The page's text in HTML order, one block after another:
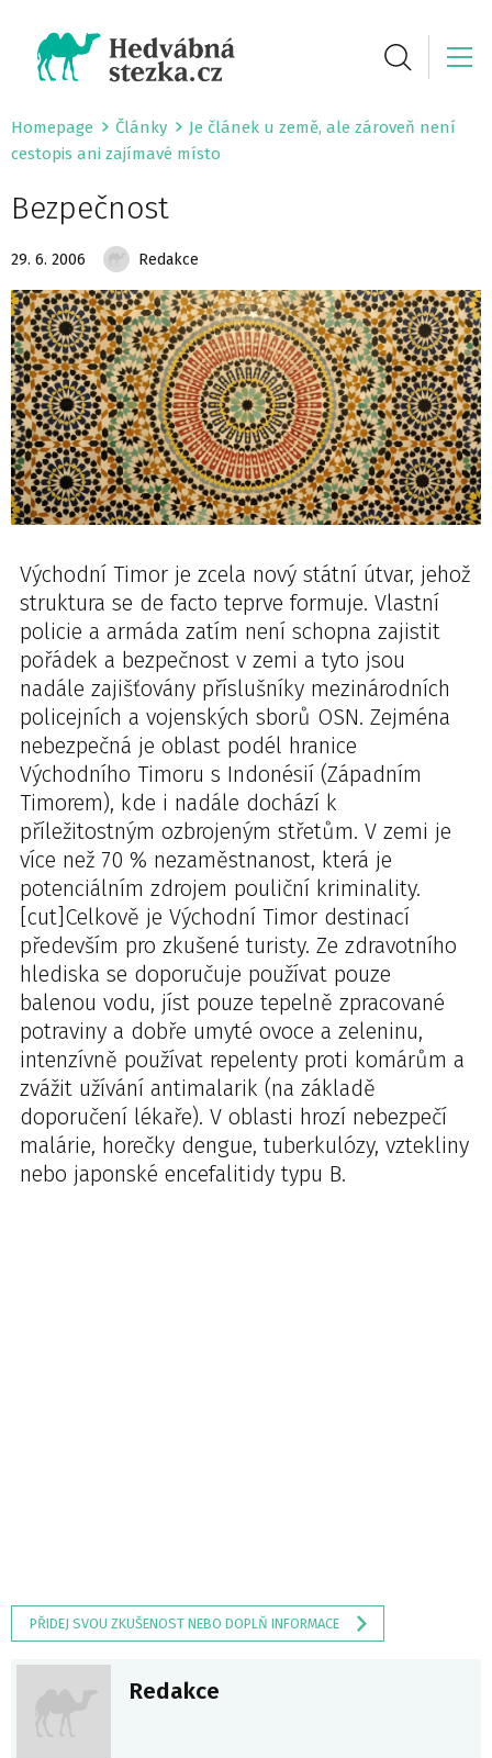
Homepage Články
Je článek u země, ale zároveň není
cestopis ani zajímavé místo
Bezpečnost
29. 6. 2006 Redakce
Východní Timor je zcela nový státní útvar, jehož
struktura se de facto teprve formuje. Vlastní
policie a armáda zatím není schopna zajistit
pořádek a bezpečnost v zemi a tyto jsou
nadále zajišťovány příslušníky mezinárodních
policejních a vojenských sborů OSN. Zejména
nebezpečná je oblast podél hranice
Východního Timoru s Indonésií (Západním
Timorem), kde i nadále dochází k
příležitostným ozbrojeným střetům. V zemi je
více než 70 % nezaměstnanost, která je
potenciálním zdrojem pouliční kriminality.
[cut]Celkově je Východní Timor destinací
především pro zkušené turisty. Ze zdravotního
hlediska se doporučuje používat pouze
balenou vodu, jíst pouze tepelně zpracované
potraviny a dobře umyté ovoce a zeleninu,
intenzívně používat repelenty proti komárům a
zvážit užívání antimalarik (na základě
doporučení lékaře). V oblasti hrozí nebezpečí
malárie, horečky dengue, tuberkulózy, vztekliny
nebo japonské encefalitidy typu B.
PŘIDEJ SVOU ZKUŠENOST NEBO DOPLŇ INFORMACE
Redakce